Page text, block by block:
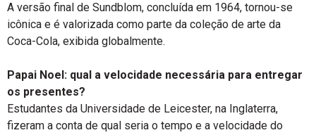
A versão final de Sundblom, concluída em 1964, tornou-se
icônica e é valorizada como parte da coleção de arte da
Coca-Cola, exibida globalmente.
Papai Noel: qual a velocidade necessária para entregar
os presentes?
Estudantes da Universidade de Leicester, na Inglaterra,
fizeram a conta de qual seria o tempo e a velocidade do